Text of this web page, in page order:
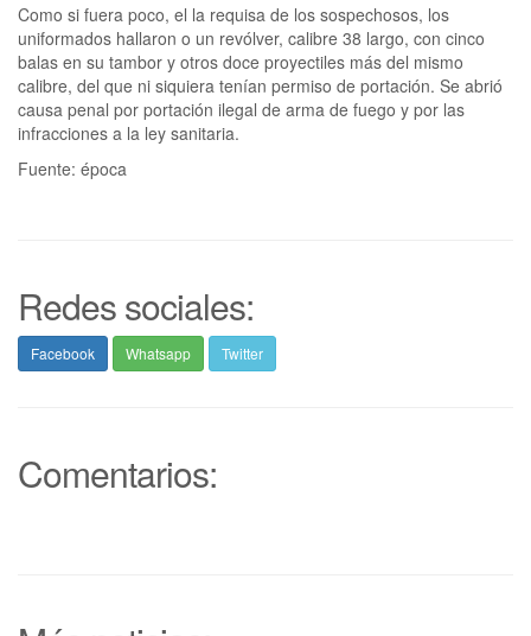
Como si fuera poco, el la requisa de los sospechosos, los
uniformados hallaron o un revólver, calibre 38 largo, con cinco
balas en su tambor y otros doce proyectiles más del mismo
calibre, del que ni siquiera tenían permiso de portación. Se abrió
causa penal por portación ilegal de arma de fuego y por las
infracciones a la ley sanitaria.
Fuente: época
Redes sociales:
Facebook Whatsapp Twitter
Comentarios: